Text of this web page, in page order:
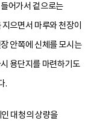
어가서 겉으로는
으면서 마루와 천장이
안쪽에 신체를 모시는
용단지를 마련하기도
.
대청의 상량을